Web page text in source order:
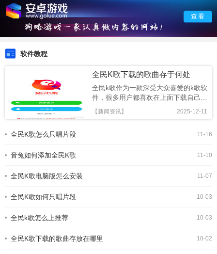
查看
软件教程
全民K歌下载的歌曲存于何处
全民k歌作为一款深受大众喜爱的k歌软
件，很多用户都喜欢在上面下载自己心
仪的歌曲。那么，全民k歌下载的歌曲
究竟存放在哪里呢？这可是大家十分关
载歌曲的存放位置有所不同。对于安卓
2025-12-11
【新闻资讯】
11-16
全民K歌怎么只唱片段
11-10
音兔如何添加全民K歌
11-07
全民K歌电脑版怎么安装
10-03
全民K歌如何只唱片段
10-03
全民k歌怎么上推荐
10-02
全民K歌下载的歌曲存放在哪里